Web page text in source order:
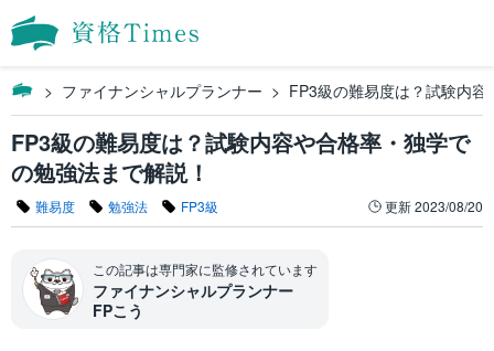
ファイナンシャルプランナー FP3級の難易度は？試験内
FP3級の難易度は？試験内容や合格率・独学で
の勉強法まで解説！
難易度 勉強法 FP3級 更新2023/08/20
この記事は専門家に監修されています
ファイナンシャルプランナー
FPこう